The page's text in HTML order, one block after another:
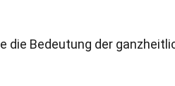
die Bedeutung der